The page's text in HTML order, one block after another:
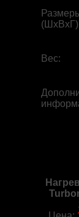
(ШхВхГ)
Вес: